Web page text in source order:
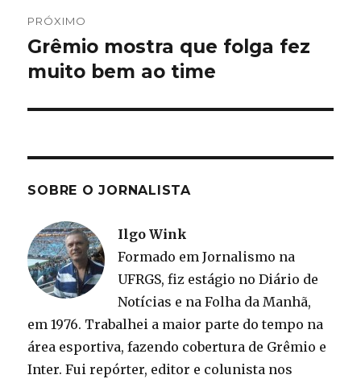
PRÓXIMO
Próximo
post:
Grêmio mostra que folga fez
muito bem ao time
SOBRE O JORNALISTA
Ilgo Wink
Formado em Jornalismo na
UFRGS, fiz estágio no Diário de
Notícias e na Folha da Manhã,
em 1976. Trabalhei a maior parte do tempo na
área esportiva, fazendo cobertura de Grêmio e
Inter. Fui repórter, editor e colunista nos